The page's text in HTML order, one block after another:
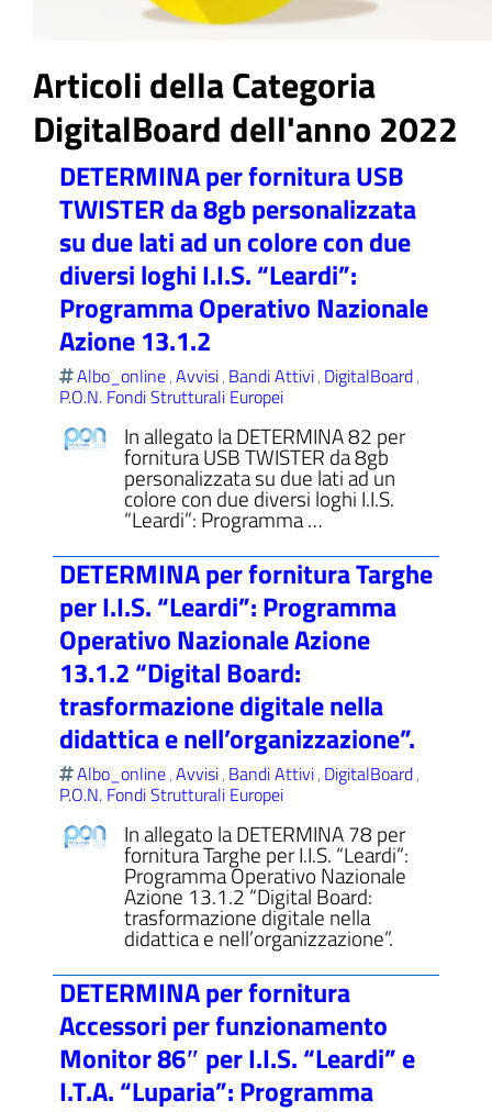
del sito
Articoli della Categoria
DigitalBoard dell'anno 2022
DETERMINA per fornitura USB
TWISTER da 8gb personalizzata
su due lati ad un colore con due
diversi loghi I.I.S. “Leardi”:
Programma Operativo Nazionale
Azione 13.1.2
Albo_online,Avvisi, Bandi Attivi, DigitalBoard,
P.O.N. Fondi Strutturali Europei
In allegato la DETERMINA 82 per
fornitura USB TWISTER da 8gb
personalizzata su due lati ad un
colore con due diversi loghi I.I.S.
“Leardi”: Programma …
DETERMINA per fornitura Targhe
per I.I.S. “Leardi”: Programma
Operativo Nazionale Azione
13.1.2 “Digital Board:
trasformazione digitale nella
didattica e nell’organizzazione”.
Albo_online,Avvisi, Bandi Attivi, DigitalBoard,
P.O.N. Fondi Strutturali Europei
In allegato la DETERMINA 78 per
fornitura Targhe per I.I.S. “Leardi”:
Programma Operativo Nazionale
Azione 13.1.2 “Digital Board:
trasformazione digitale nella
didattica e nell’organizzazione”.
DETERMINA per fornitura
Accessori per funzionamento
Monitor 86″ per I.I.S. “Leardi” e
I.T.A. “Luparia”: Programma